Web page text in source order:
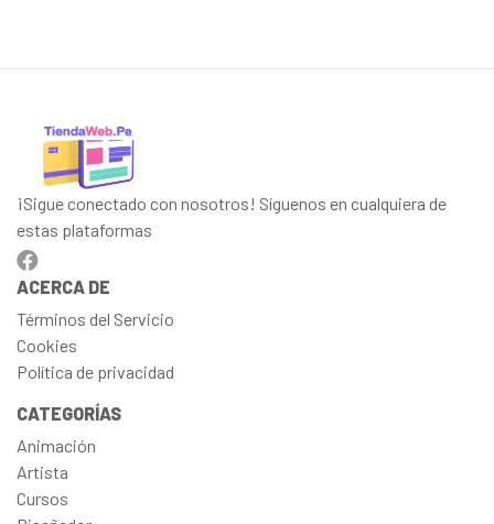
¡Sigue conectado con nosotros! Síguenos en cualquiera de
estas plataformas
ACERCA DE
Términos del Servicio
Cookies
Política de privacidad
CATEGORÍAS
Animación
Artista
Cursos